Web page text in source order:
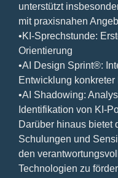
unterstützt
mit praxisnahen
•KI-Sprechstunde:
Orientierung
•AI Design Sprint®️:
Entwicklung konkreter
•AI Shadowing:
Identifikation von KI-
Darüber hinaus bietet
Schulungen und
den
Technologien zu